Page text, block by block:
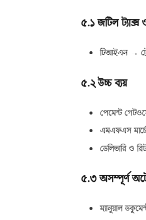
৫.১ জটিল ট্যাক্স
টিআইএন →
৫.২ উচ্চ ব্যয়
পেমেন্ট
এমএফএস
ডেলিভারি ও
৫.৩ অসম্পূর্ণ
ম্যানুয়াল